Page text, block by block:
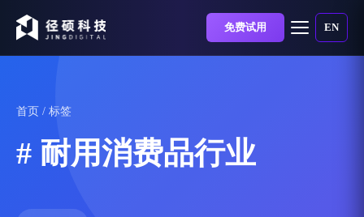
免费试用 EN
首页 / 标签
# 耐用消费品行业